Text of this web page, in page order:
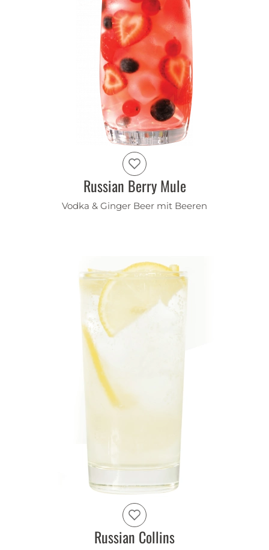
Russian Berry Mule
Vodka & Ginger Beer mit Beeren
Russian Collins